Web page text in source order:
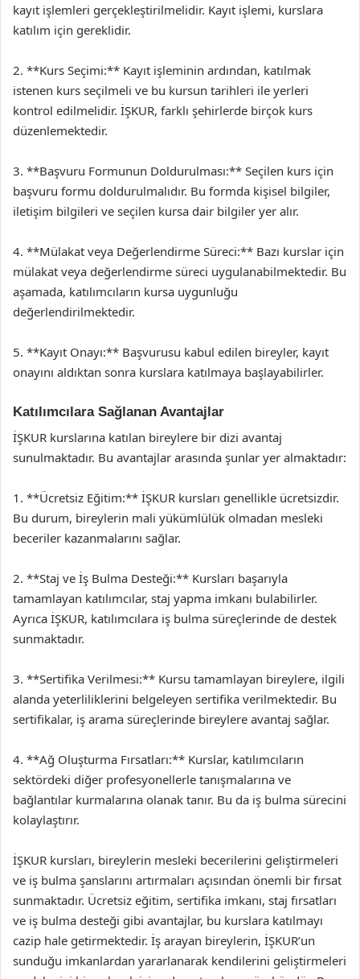
kayıt işlemleri gerçekleştirilmelidir. Kayıt işlemi, kurslara
katılım için gereklidir.
2. **Kurs Seçimi:** Kayıt işleminin ardından, katılmak
istenen kurs seçilmeli ve bu kursun tarihleri ile yerleri
kontrol edilmelidir. İŞKUR, farklı şehirlerde birçok kurs
düzenlemektedir.
3. **Başvuru Formunun Doldurulması:** Seçilen kurs için
başvuru formu doldurulmalıdır. Bu formda kişisel bilgiler,
iletişim bilgileri ve seçilen kursa dair bilgiler yer alır.
4. **Mülakat veya Değerlendirme Süreci:** Bazı kurslar için
mülakat veya değerlendirme süreci uygulanabilmektedir. Bu
aşamada, katılımcıların kursa uygunluğu
değerlendirilmektedir.
5. **Kayıt Onayı:** Başvurusu kabul edilen bireyler, kayıt
onayını aldıktan sonra kurslara katılmaya başlayabilirler.
Katılımcılara Sağlanan Avantajlar
İŞKUR kurslarına katılan bireylere bir dizi avantaj
sunulmaktadır. Bu avantajlar arasında şunlar yer almaktadır:
1. **Ücretsiz Eğitim:** İŞKUR kursları genellikle ücretsizdir.
Bu durum, bireylerin mali yükümlülük olmadan mesleki
beceriler kazanmalarını sağlar.
2. **Staj ve İş Bulma Desteği:** Kursları başarıyla
tamamlayan katılımcılar, staj yapma imkanı bulabilirler.
Ayrıca İŞKUR, katılımcılara iş bulma süreçlerinde de destek
sunmaktadır.
3. **Sertifika Verilmesi:** Kursu tamamlayan bireylere, ilgili
alanda yeterliliklerini belgeleyen sertifika verilmektedir. Bu
sertifikalar, iş arama süreçlerinde bireylere avantaj sağlar.
4. **Ağ Oluşturma Fırsatları:** Kurslar, katılımcıların
sektördeki diğer profesyonellerle tanışmalarına ve
bağlantılar kurmalarına olanak tanır. Bu da iş bulma sürecini
kolaylaştırır.
İŞKUR kursları, bireylerin mesleki becerilerini geliştirmeleri
ve iş bulma şanslarını artırmaları açısından önemli bir fırsat
sunmaktadır. Ücretsiz eğitim, sertifika imkanı, staj fırsatları
ve iş bulma desteği gibi avantajlar, bu kurslara katılmayı
cazip hale getirmektedir. İş arayan bireylerin, İŞKUR’un
sunduğu imkanlardan yararlanarak kendilerini geliştirmeleri